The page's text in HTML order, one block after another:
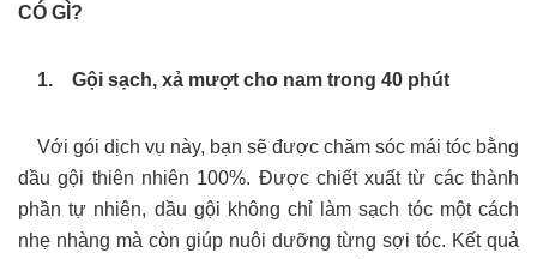
CÓ GÌ?
1. Gội sạch, xả mượt cho nam trong 40 phút
Với gói dịch vụ này, bạn sẽ được chăm sóc mái tóc bằng
dầu gội thiên nhiên 100%. Được chiết xuất từ các thành
phần tự nhiên, dầu gội không chỉ làm sạch tóc một cách
nhẹ nhàng mà còn giúp nuôi dưỡng từng sợi tóc. Kết quả